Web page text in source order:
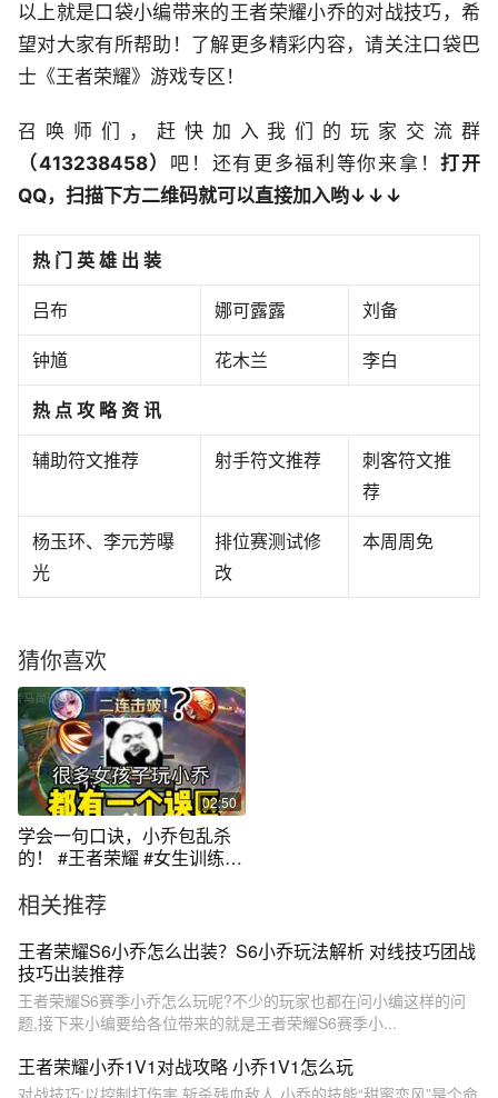
以上就是口袋小编带来的王者荣耀小乔的对战技巧，希
望对大家有所帮助！了解更多精彩内容，请关注口袋巴
士《王者荣耀》游戏专区！
召唤师们，赶快加入我们的玩家交流群
（413238458） 吧！还有更多福利等你来拿！打开
QQ，扫描下方二维码就可以直接加入哟↓↓↓
热 门 英 雄 出 装
吕布 娜可露露 刘备
钟馗 花木兰 李白
热 点 攻 略 资 讯
辅助符文推荐 射手符文推荐
刺客符文推
荐
杨玉环、李元芳曝
光
排位赛测试修
改
本周周免
猜你喜欢
02:50
学会一句口诀，小乔包乱杀
的！ #王者荣耀 #女生训练营
相关推荐
王者荣耀S6小乔怎么出装？S6小乔玩法解析 对线技巧团战
技巧出装推荐
王者荣耀S6赛季小乔怎么玩呢?不少的玩家也都在问小编这样的问
题,接下来小编要给各位带来的就是王者荣耀S6赛季小...
王者荣耀小乔1V1对战攻略 小乔1V1怎么玩
对战技巧:以控制打伤害,斩杀残血敌人 小乔的技能“甜蜜恋风”是个命